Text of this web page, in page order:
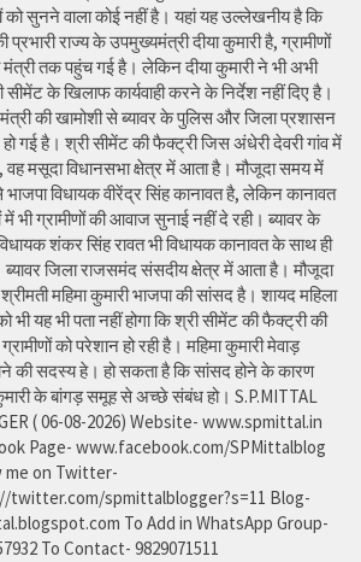
को सुनने वाला कोई नहीं है। यहां यह उल्लेखनीय है कि
प्रभारी राज्य के उपमुख्यमंत्री दीया कुमारी है, ग्रामीणों
मंत्री तक पहुंच गई है। लेकिन दीया कुमारी ने भी अभी
के खिलाफ कार्यवाही करने के निर्देश नहीं दिए है।
मंत्री की खामोशी से ब्यावर के पुलिस और जिला प्रशासन
गई है। श्री सीमेंट की फैक्ट्री जिस अंधेरी देवरी गांव में
वह मसूदा विधानसभा क्षेत्र में आता है। मौजूदा समय में
विधायक वीरेंद्र सिंह कानावत है, लेकिन कानावत
भी ग्रामीणों की आवाज सुनाई नहीं दे रही। ब्यावर के
शंकर सिंह रावत भी विधायक कानावत के साथ ही
जिला राजसमंद संसदीय क्षेत्र में आता है। मौजूदा
महिमा कुमारी भाजपा की सांसद है। शायद महिला
भी यह भी पता नहीं होगा कि श्री सीमेंट की फैक्ट्री की
को परेशान हो रही है। महिमा कुमारी मेवाड़
की सदस्य हे। हो सकता है कि सांसद होने के कारण
के बांगड़ समूह से अच्छे संबंध हो। S.P.MITTAL
( 06-08-2026) Website- www.spmittal.in
Page- www.facebook.com/SPMittalblog
me on Twitter-
twitter.com/spmittalblogger?s=11 Blog-
To Add in WhatsApp Group-
To Contact- 9829071511